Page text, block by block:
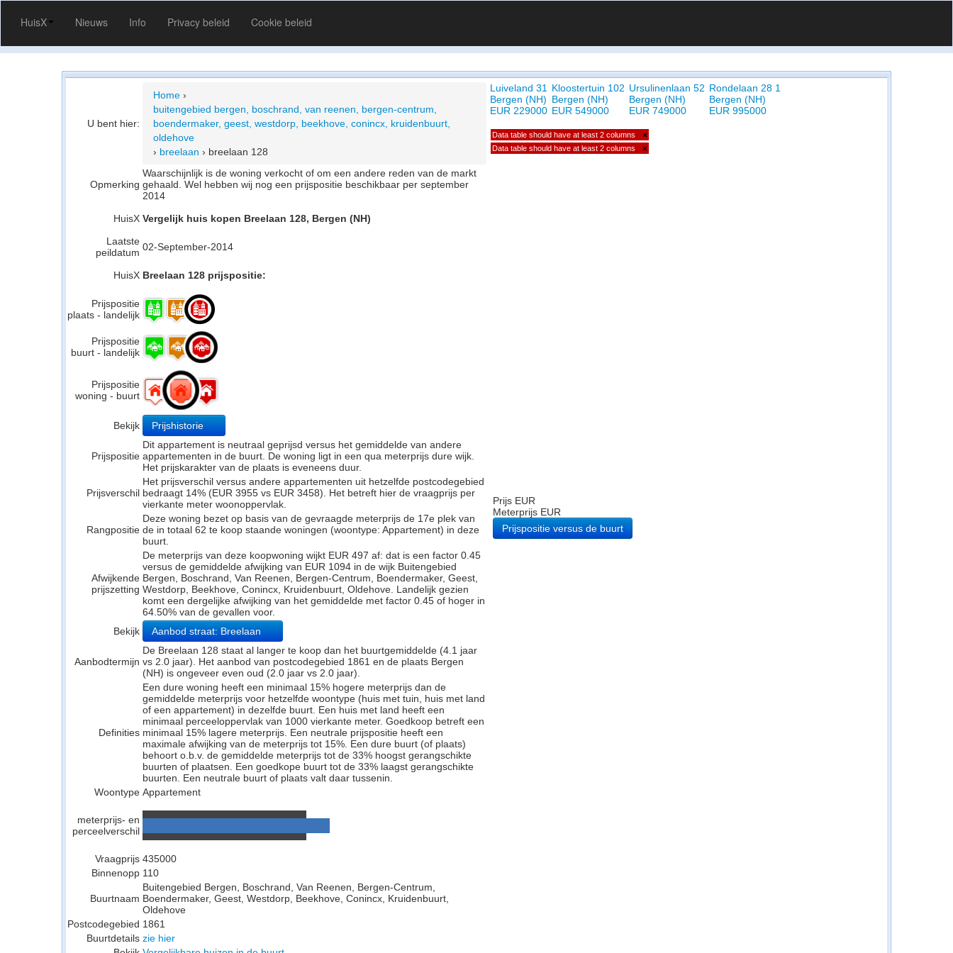
HuisX Nieuws Info Privacy beleid Cookie beleid
U bent hier:
Home ›
buitengebied bergen, boschrand, van reenen, bergen-centrum,
boendermaker, geest, westdorp, beekhove, conincx, kruidenbuurt,
oldehove
› breelaan › breelaan 128
Opmerking
Waarschijnlijk is de woning verkocht of om een andere reden van de markt
gehaald. Wel hebben wij nog een prijspositie beschikbaar per september
2014
HuisX Vergelijk huis kopen Breelaan 128, Bergen (NH)
Laatste
peildatum 02-September-2014
HuisX Breelaan 128 prijspositie:
Prijspositie
plaats - landelijk
Prijspositie
buurt - landelijk
Prijspositie
woning - buurt
Bekijk Prijshistorie
Prijspositie
Dit appartement is neutraal geprijsd versus het gemiddelde van andere
appartementen in de buurt. De woning ligt in een qua meterprijs dure wijk.
Het prijskarakter van de plaats is eveneens duur.
Prijsverschil
Het prijsverschil versus andere appartementen uit hetzelfde postcodegebied
bedraagt 14% (EUR 3955 vs EUR 3458). Het betreft hier de vraagprijs per
vierkante meter woonoppervlak.
Rangpositie
Deze woning bezet op basis van de gevraagde meterprijs de 17e plek van
de in totaal 62 te koop staande woningen (woontype: Appartement) in deze
buurt.
Afwijkende
prijszetting
De meterprijs van deze koopwoning wijkt EUR 497 af: dat is een factor 0.45
versus de gemiddelde afwijking van EUR 1094 in de wijk Buitengebied
Bergen, Boschrand, Van Reenen, Bergen-Centrum, Boendermaker, Geest,
Westdorp, Beekhove, Conincx, Kruidenbuurt, Oldehove. Landelijk gezien
komt een dergelijke afwijking van het gemiddelde met factor 0.45 of hoger in
64.50% van de gevallen voor.
Bekijk
Aanbod straat: Breelaan
Aanbodtermijn
De Breelaan 128 staat al langer te koop dan het buurtgemiddelde (4.1 jaar
vs 2.0 jaar). Het aanbod van postcodegebied 1861 en de plaats Bergen
(NH) is ongeveer even oud (2.0 jaar vs 2.0 jaar).
Definities
Een dure woning heeft een minimaal 15% hogere meterprijs dan de
gemiddelde meterprijs voor hetzelfde woontype (huis met tuin, huis met land
of een appartement) in dezelfde buurt. Een huis met land heeft een
minimaal perceeloppervlak van 1000 vierkante meter. Goedkoop betreft een
minimaal 15% lagere meterprijs. Een neutrale prijspositie heeft een
maximale afwijking van de meterprijs tot 15%. Een dure buurt (of plaats)
behoort o.b.v. de gemiddelde meterprijs tot de 33% hoogst gerangschikte
buurten of plaatsen. Een goedkope buurt tot de 33% laagst gerangschikte
buurten. Een neutrale buurt of plaats valt daar tussenin.
Woontype Appartement
meterprijs- en
perceelverschil
Vraagprijs 435000
Binnenopp 110
Buurtnaam
Buitengebied Bergen, Boschrand, Van Reenen, Bergen-Centrum,
Boendermaker, Geest, Westdorp, Beekhove, Conincx, Kruidenbuurt,
Oldehove
Postcodegebied 1861
Buurtdetails zie hier
Luiveland 31
Bergen (NH)
EUR 229000
Kloostertuin 102
Bergen (NH)
EUR 549000
Ursulinenlaan 52
Bergen (NH)
EUR 749000
Rondelaan 28 1
Bergen (NH)
EUR 995000
Data table should have at least 2 columns ×
Data table should have at least 2 columns ×
Prijs EUR
Meterprijs EUR
Prijspositie versus de buurt